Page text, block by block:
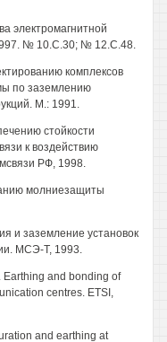
электромагнитной
№ 10.С.30; № 12.С.48.
комплексов
по заземлению
М.: 1991.
стойкости
к воздействию
РФ, 1998.
молниезащиты
и заземление установок
МСЭ-Т, 1993.
Earthing and bonding of
centres. ETSI,
and earthing at